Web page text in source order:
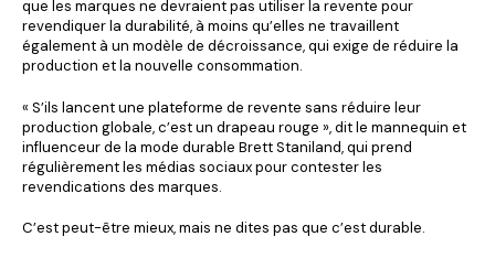
que les marques ne devraient pas utiliser la revente pour
revendiquer la durabilité, à moins qu’elles ne travaillent
également à un modèle de décroissance, qui exige de réduire la
production et la nouvelle consommation.
« S’ils lancent une plateforme de revente sans réduire leur
production globale, c’est un drapeau rouge », dit le mannequin et
influenceur de la mode durable Brett Staniland, qui prend
régulièrement les médias sociaux pour contester les
revendications des marques.
C’est peut-être mieux, mais ne dites pas que c’est durable.